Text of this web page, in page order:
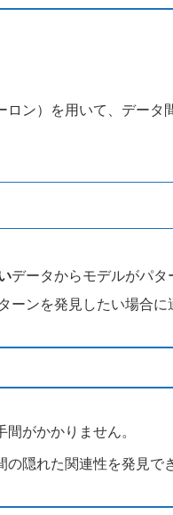
ロン）を用いて、デー
データからモデルがパ
ーンを発見したい場合に
がかかりません。
の隠れた関連性を発見で